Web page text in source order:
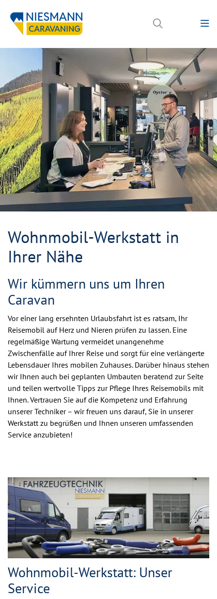
Wohnmobil-Werkstatt in
Ihrer Nähe
Wir kümmern uns um Ihren
Caravan
Vor einer lang ersehnten Urlaubsfahrt ist es ratsam, Ihr
Reisemobil auf Herz und Nieren prüfen zu lassen. Eine
regelmäßige Wartung vermeidet unangenehme
Zwischenfälle auf Ihrer Reise und sorgt für eine verlängerte
Lebensdauer Ihres mobilen Zuhauses. Darüber hinaus stehen
wir Ihnen auch bei geplanten Umbauten beratend zur Seite
und teilen wertvolle Tipps zur Pflege Ihres Reisemobils mit
Ihnen. Vertrauen Sie auf die Kompetenz und Erfahrung
unserer Techniker – wir freuen uns darauf, Sie in unserer
Werkstatt zu begrüßen und Ihnen unseren umfassenden
Service anzubieten!
Wohnmobil-Werkstatt: Unser
Service